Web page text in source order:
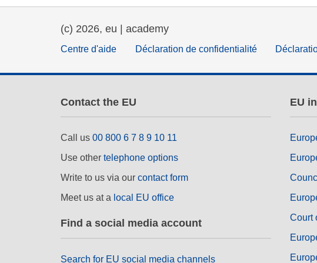
éducation et renforcement des
et environnement
(c) 2026, eu | academy
Centre d'aide Déclaration de confidentialité
Contact the EU
Call us 00 800 6 7 8 9 10 11
Use other telephone options
Write to us via our contact form
Meet us at a local EU office
Find a social media account
Search for EU social media channels
EU
Court